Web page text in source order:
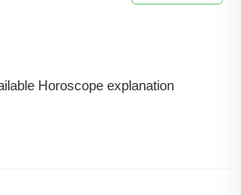
Horoscope explanation